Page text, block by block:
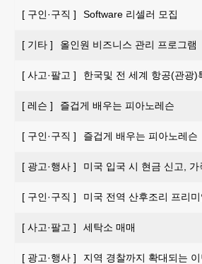
[ 구인·구직 ] Software 리셀러 모집
[ 기타 ] 올인원 비즈니스 관리 프로그램
[ 사고·팔고 ] 한국및 전 세계 항공(관광
[ 레슨 ] 즐겁게 배우는 피아노레슨
[ 구인·구직 ] 즐겁게 배우는 피아노레슨
[ 광고·행사 ] 미국 입국 시 현금 신고,
[ 구인·구직 ] 미국 전역 산후조리 프리
[ 사고·팔고 ] 세탁소 매매
[ 광고·행사 ] 지역 경찰까지 확대되는